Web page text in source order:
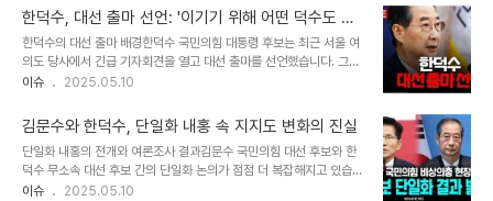
도는 두 가지로 요약됩니다. 첫째, 한동훈이..
이다, 김문수가 아니다”라고 강조했습니다. 이러한 발언은 두 후보 간
의 화합을 상징하며, 보수 진영의 통합 가능성을 제시합니다. 이준석
후보도 김문수 후보의 진정성을 높이 평가하며, 두 후보가 함께 해야
할 때임을 강조했습니다. 보수 진영의 새로운 전환점최근 보수 진영의
두 대선 후보가 함께한 약자 동행 토론회는 이들의 통합 가능성에 대한
도를 인정하며, “정책이나..
한덕수, 대선 출마 선언: '이기기 위해 어떤 덕수도 되
겠다'
한덕수의 대선 출마 배경한덕수 국민의힘 대통령 후보는 최근 서울 여
의도 당사에서 긴급 기자회견을 열고 대선 출마를 선언했습니다. 그는
'이기기 위해서라면 김덕수, 홍덕수, 안덕수, 나덕수 그 어떤 덕수라도
습니다. 이는 그가 정치에 대한 깊은 고민과 각오를 가지고 있음을 보
여줍니다. 그는 '정치를 바꿔야 한다'는 절박한 심정을 드러내며, 3년
간의 정치적 갈등과 혼란 속에서 느낀 위기감을 공유했습니다. 대선 출
마의 결정적 이유한 후보는 '저는 한평생 단 한번도 대선을 꿈꿔본 적
이 없다'면서도, 출마 결정을 내린 이유는 우리나라의 미래가 위태롭다
이슈 2025.05.10
김문수와 한덕수, 단일화 내홍 속 지지도 변화의 진실
단일화 내홍의 전개와 여론조사 결과김문수 국민의힘 대선 후보와 한
덕수 무소속 대선 후보 간의 단일화 논의가 점점 더 복잡해지고 있습니
다. 최근 여론조사에 따르면, 김문수 후보는 41.4%의 지지를 얻었고,
이슈 2025.05.10